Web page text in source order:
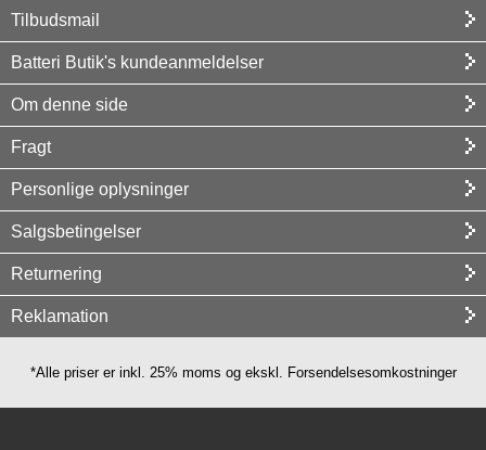
Tilbudsmail
Batteri Butik's kundeanmeldelser
Om denne side
Fragt
Personlige oplysninger
Salgsbetingelser
Returnering
Reklamation
*Alle priser er inkl. 25% moms og ekskl. Forsendelsesomkostninger